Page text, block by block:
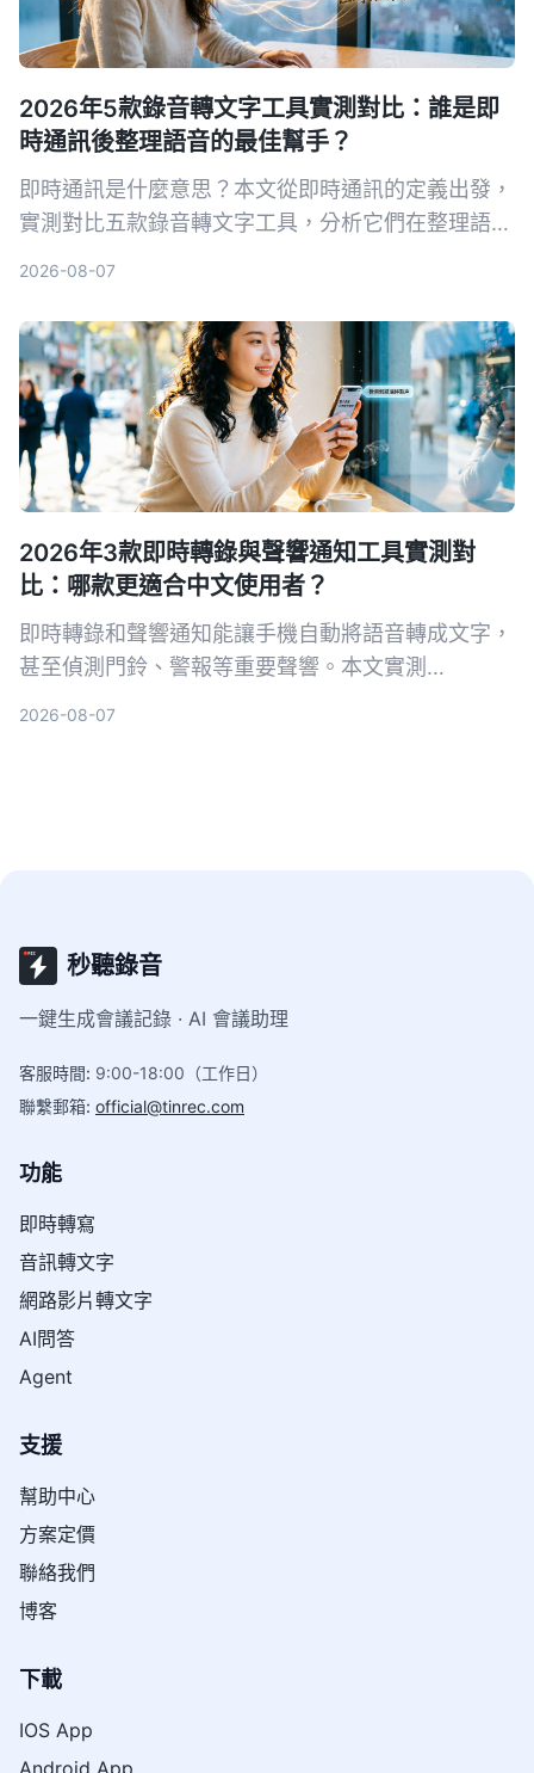
2026年5款錄音轉文字工具實測對比：誰是即
時通訊後整理語音的最佳幫手？
即時通訊是什麼意思？本文從即時通訊的定義出發，
實測對比五款錄音轉文字工具，分析它們在整理語音
2026-08-07
2026年3款即時轉錄與聲響通知工具實測對
比：哪款更適合中文使用者？
即時轉錄和聲響通知能讓手機自動將語音轉成文字，
甚至偵測門鈴、警報等重要聲響。本文實測
2026-08-07
秒聽錄音
一鍵生成會議記錄 · AI 會議助理
客服時間: 9:00-18:00（工作日）
聯繫郵箱: official@tinrec.com
功能
即時轉寫
音訊轉文字
網路影片轉文字
AI問答
Agent
支援
幫助中心
方案定價
聯絡我們
博客
下載
IOS App